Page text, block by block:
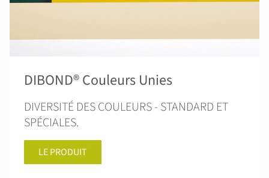
DIBOND® Couleurs Unies
DIVERSITÉ DES COULEURS - STANDARD ET
SPÉCIALES.
LE PRODUIT